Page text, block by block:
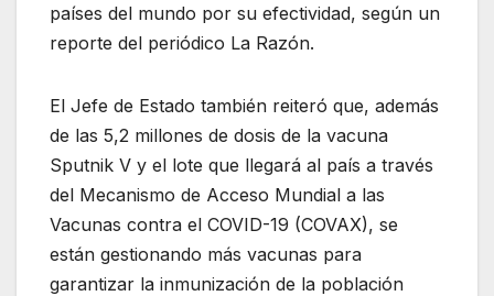
países del mundo por su efectividad, según un
reporte del periódico La Razón.
El Jefe de Estado también reiteró que, además
de las 5,2 millones de dosis de la vacuna
Sputnik V y el lote que llegará al país a través
del Mecanismo de Acceso Mundial a las
Vacunas contra el COVID-19 (COVAX), se
están gestionando más vacunas para
garantizar la inmunización de la población